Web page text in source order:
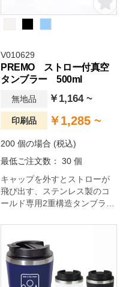
V010629
PREMO ストロー付真空
タンブラー 500ml
無地品 ￥1,164 ~
印刷品 ￥1,285 ~
200 個の場合 (税込)
最低ご注文数： 30 個
キャップを外すとストローが
飛び出す、ステンレス製のコ
ールド専用2重構造タンブラー